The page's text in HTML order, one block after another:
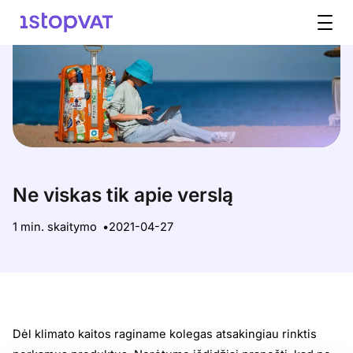
Ne viskas tik apie verslą
1 min. skaitymo 2021-04-27
Dėl klimato kaitos raginame kolegas atsakingiau rinktis